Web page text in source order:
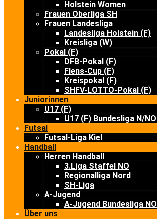
Holstein Women
Frauen Oberliga SH
Frauen Landesliga
Landesliga Holstein (F)
Kreisliga (W)
Pokal (F)
DFB-Pokal (F)
Flens-Cup (F)
Kreispokal (F)
SHFV-LOTTO-Pokal (F)
Juniorinnen
U17 (F)
U17 (F) Bundesliga N/NO
Futsal
Futsal-Liga Kiel
Handball
Herren Handball
3.Liga Staffel NO
Regionalliga Nord
SH-Liga
A-Jugend
A-Jugend Bundesliga NO
Über uns